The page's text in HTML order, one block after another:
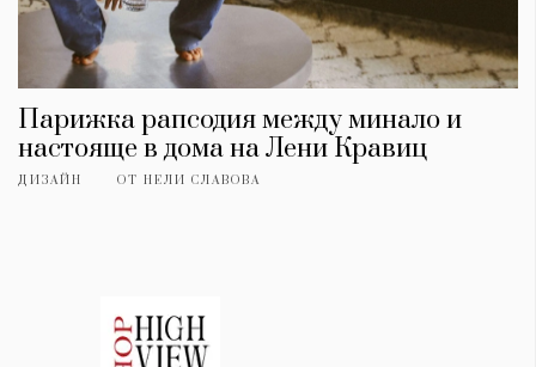
Парижка рапсодия между минало и
настояще в дома на Лени Кравиц
ДИЗАЙН ОТ НЕЛИ СЛАВОВА